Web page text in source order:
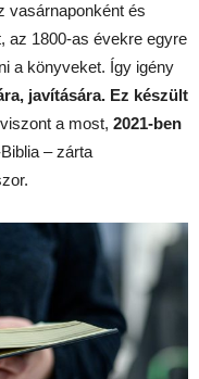
vasárnaponként és
az 1800-as évekre egyre
a könyveket. Így igény
javítására. Ez készült
a most, 2021-ben
– zárta